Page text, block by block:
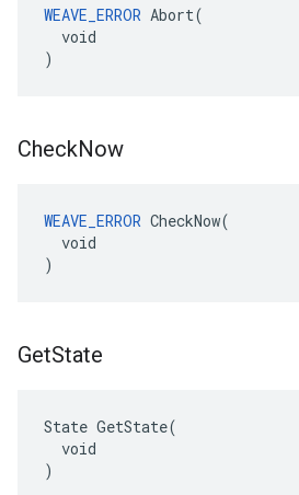
WEAVE_ERROR Abort(
  void
)
CheckNow
WEAVE_ERROR CheckNow(
  void
)
GetState
State GetState(
  void
)